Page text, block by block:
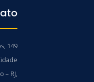
149
– RJ,